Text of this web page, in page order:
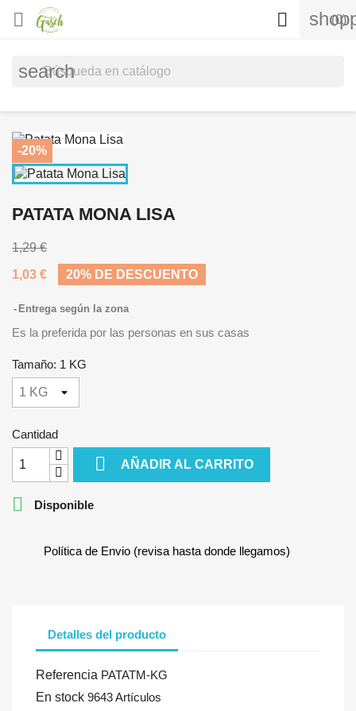
 (0)

search
-20%
PATATA MONA LISA
1,29 €
1,03 €
20% DE DESCUENTO
Entrega según la zona
Es la preferida por las personas en sus casas
Tamaño: 1 KG
Cantidad
 AÑADIR AL CARRITO
 Disponible
Política de Envio (revisa hasta donde llegamos)
Detalles del producto
Referencia PATATM-KG
En stock 9643 Artículos